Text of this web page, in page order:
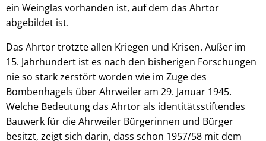
ein Weinglas vorhanden ist, auf dem das Ahrtor
abgebildet ist.
Das Ahrtor trotzte allen Kriegen und Krisen. Außer im
15. Jahrhundert ist es nach den bisherigen Forschungen
nie so stark zerstört worden wie im Zuge des
Bombenhagels über Ahrweiler am 29. Januar 1945.
Welche Bedeutung das Ahrtor als identitätsstiftendes
Bauwerk für die Ahrweiler Bürgerinnen und Bürger
besitzt, zeigt sich darin, dass schon 1957/58 mit dem